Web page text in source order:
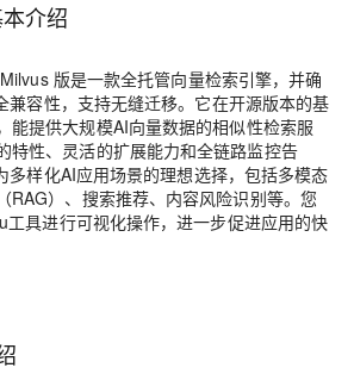
介绍
版是一款全托管向量检索引擎，并确
兼容性，支持无缝迁移。它在开源版本的基
能提供大规模AI向量数据的相似性检索服
特性、灵活的扩展能力和全链路监控告
多样化AI应用场景的理想选择，包括多模态
RAG）、搜索推荐、内容风险识别等。您
工具进行可视化操作，进一步促进应用的快